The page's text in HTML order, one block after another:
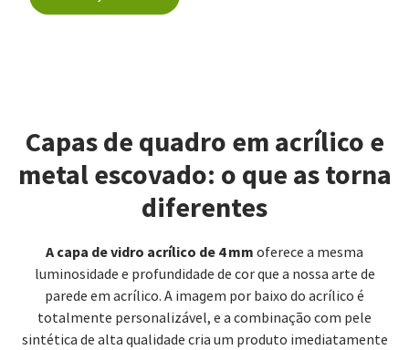
Capas de quadro em acrílico e
metal escovado: o que as torna
diferentes
A capa de vidro acrílico de 4 mm oferece a mesma
luminosidade e profundidade de cor que a nossa arte de
parede em acrílico. A imagem por baixo do acrílico é
totalmente personalizável, e a combinação com pele
sintética de alta qualidade cria um produto imediatamente